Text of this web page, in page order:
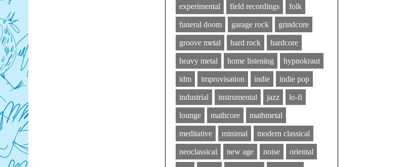
experimental field recordings folk
funeral doom garage rock grindcore
groove metal hard rock hardcore
heavy metal home listening hypnokraut
idm improvisation indie indie pop
industrial instrumental jazz lo-fi
lounge mathcore mathmetal
meditative minimal modern classical
neoclassical new age noise oriental